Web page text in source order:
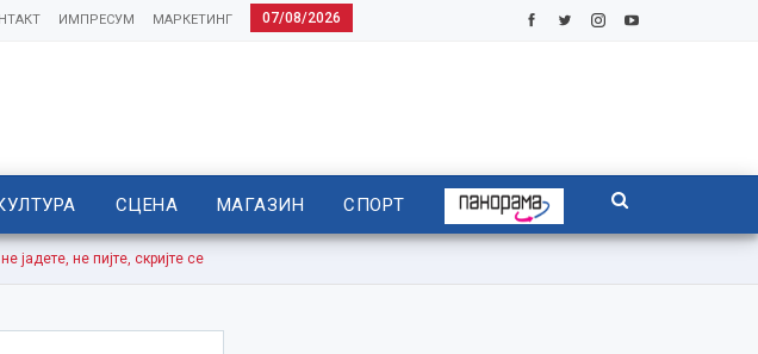
07/08/2026
МАРКЕТИНГ
ИМПРЕСУМ
СЦЕНА МАГАЗИН СПОРТ
не пијте, скријте се